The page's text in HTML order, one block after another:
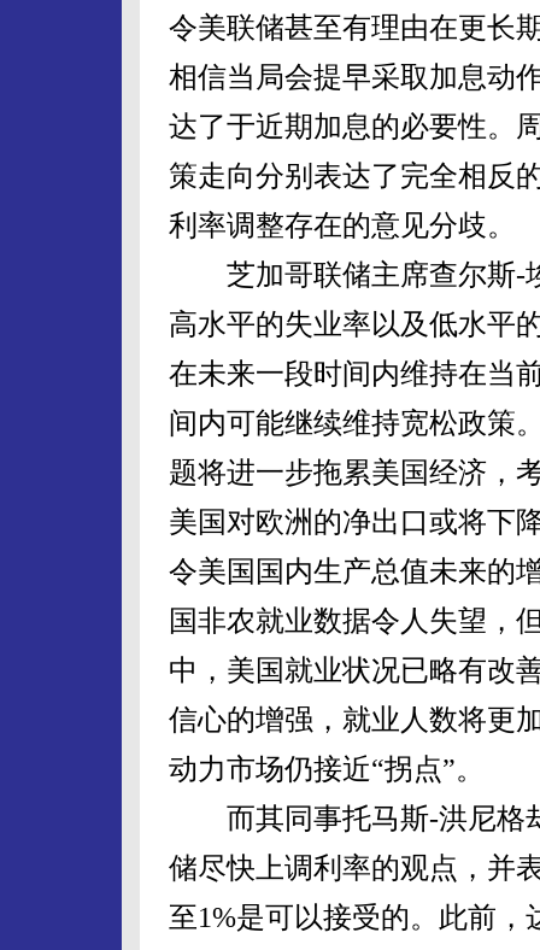
令美联储甚至有理由在更长
相信当局会提早采取加息动
达了于近期加息的必要性。
策走向分别表达了完全相反
利率调整存在的意见分歧。
芝加哥联储主席查尔斯-
高水平的失业率以及低水平
在未来一段时间内维持在当
间内可能继续维持宽松政策
题将进一步拖累美国经济，
美国对欧洲的净出口或将下
令美国国内生产总值未来的
国非农就业数据令人失望，
中，美国就业状况已略有改
信心的增强，就业人数将更
动力市场仍接近“拐点”。
而其同事托马斯-洪尼格
储尽快上调利率的观点，并
至1%是可以接受的。此前